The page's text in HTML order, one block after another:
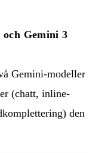
Gemini 3
Gemini-modeller
(chatt, inline-
den